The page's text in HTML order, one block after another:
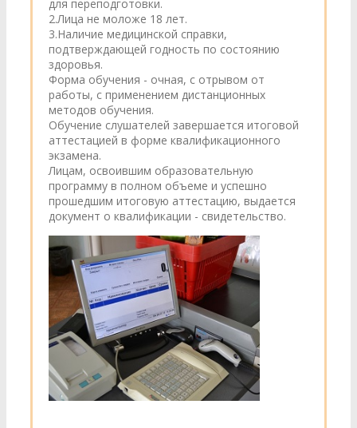
для переподготовки.
2.Лица не моложе 18 лет.
3.Наличие медицинской справки,
подтверждающей годность по состоянию
здоровья.
Форма обучения - очная, с отрывом от
работы, с применением дистанционных
методов обучения.
Обучение слушателей завершается итоговой
аттестацией в форме квалификационного
экзамена.
Лицам, освоившим образовательную
программу в полном объеме и успешно
прошедшим итоговую аттестацию, выдается
документ о квалификации - свидетельство.